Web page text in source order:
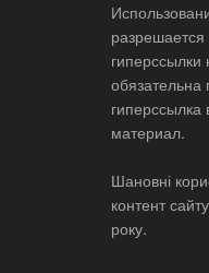
разрешается
гиперссылки
материал.
Шановні
контент
року.